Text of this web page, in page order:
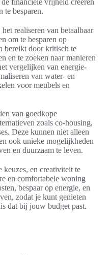
financiële vrijheid creëren
te besparen.
realiseren van betaalbaar
om te besparen op
bereikt door kritisch te
en te zoeken naar manieren
vergelijken van energie-
van water- en
voor meubels en
van goedkope
zoals co-housing,
Deze kunnen niet alleen
ook unieke mogelijkheden
en duurzaam te leven.
en creativiteit te
en comfortabele woning
bespaar op energie, en
zodat je kunt genieten
dat bij jouw budget past.